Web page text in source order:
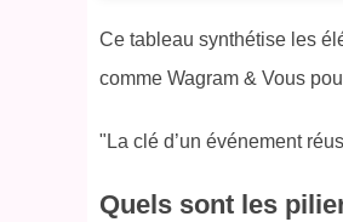
Ce tableau synthétise les
comme Wagram & Vous
"La clé d’un événement
Quels sont les